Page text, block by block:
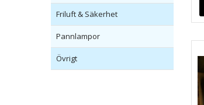
Friluft & Säkerhet
Pannlampor
Övrigt